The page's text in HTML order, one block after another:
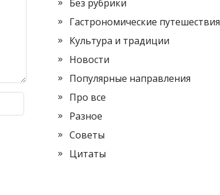
Без рубрики
Гастрономические путешествия
Культура и традиции
Новости
Популярные направления
Про все
Разное
Советы
Цитаты